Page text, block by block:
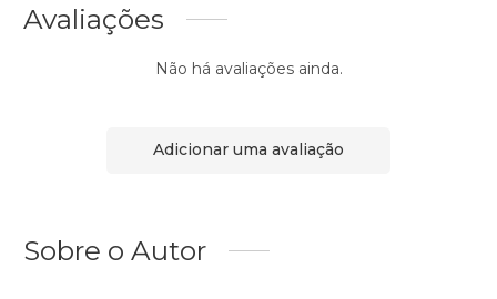
Avaliações
Não há avaliações ainda.
Adicionar uma avaliação
Sobre o Autor